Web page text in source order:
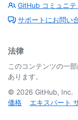
GitHub コミュニ
サポートにお問い
法律
このコンテンツの一
あります。
© 2026 GitHub, Inc.
価格
エキスパート